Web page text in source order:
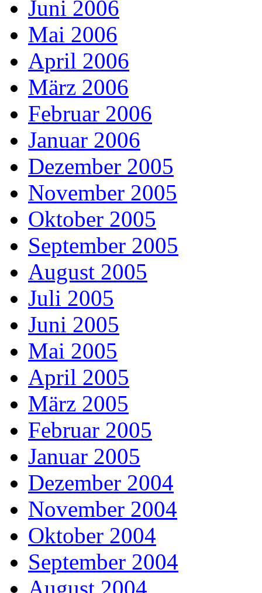
Juni 2006
Mai 2006
April 2006
März 2006
Februar 2006
Januar 2006
Dezember 2005
November 2005
Oktober 2005
September 2005
August 2005
Juli 2005
Juni 2005
Mai 2005
April 2005
März 2005
Februar 2005
Januar 2005
Dezember 2004
November 2004
Oktober 2004
September 2004